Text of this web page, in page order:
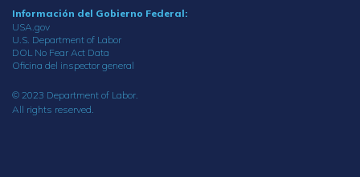
Información del Gobierno Federal:
USA.gov
U.S. Department of Labor
DOL No Fear Act Data
Oficina del inspector general
© 2023 Department of Labor.
All rights reserved.